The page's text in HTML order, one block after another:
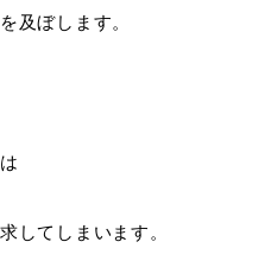
及ぼします。
してしまいます。